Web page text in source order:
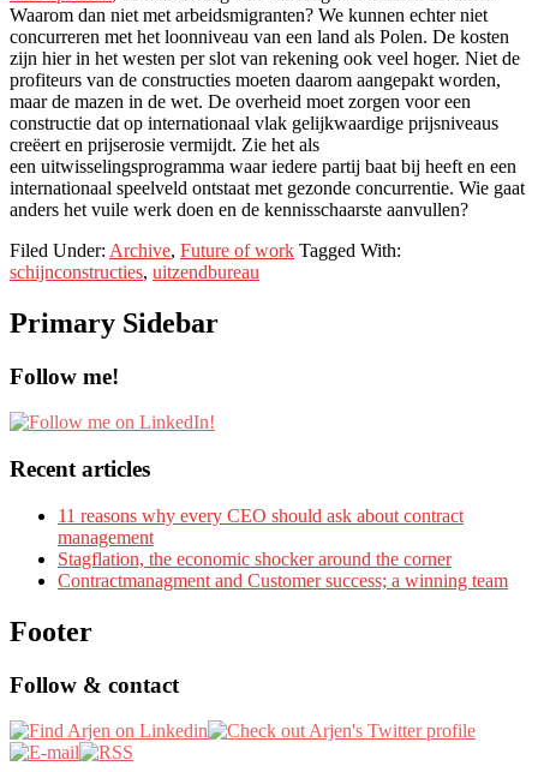
Waarom dan niet met arbeidsmigranten? We kunnen echter niet
concurreren met het loonniveau van een land als Polen. De kosten
zijn hier in het westen per slot van rekening ook veel hoger. Niet de
profiteurs van de constructies moeten daarom aangepakt worden,
maar de mazen in de wet. De overheid moet zorgen voor een
constructie dat op internationaal vlak gelijkwaardige prijsniveaus
creëert en prijserosie vermijdt. Zie het als
een uitwisselingsprogramma waar iedere partij baat bij heeft en een
internationaal speelveld ontstaat met gezonde concurrentie. Wie gaat
anders het vuile werk doen en de kennisschaarste aanvullen?
Filed Under: Archive, Future of work Tagged With:
schijnconstructies, uitzendbureau
Primary Sidebar
Follow me!
Recent articles
11 reasons why every CEO should ask about contract
management
Stagflation, the economic shocker around the corner
Contractmanagment and Customer success; a winning team
Footer
Follow & contact